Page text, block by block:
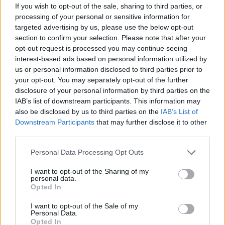
If you wish to opt-out of the sale, sharing to third parties, or
processing of your personal or sensitive information for
targeted advertising by us, please use the below opt-out
section to confirm your selection. Please note that after your
opt-out request is processed you may continue seeing
interest-based ads based on personal information utilized by
us or personal information disclosed to third parties prior to
your opt-out. You may separately opt-out of the further
disclosure of your personal information by third parties on the
IAB’s list of downstream participants. This information may
also be disclosed by us to third parties on the IAB’s List of
Downstream Participants that may further disclose it to other
Please note that this website/app uses one or more Google
not limited to your visit or usage behaviour. You may click to
grant or deny consent to Google and its third-party tags to
use your data for below specified purposes in below Google
consent section.
Personal Data Processing Opt Outs
I want to opt-out of the Sharing of my
personal data.
Opted In
I want to opt-out of the Sale of my
Personal Data.
Opted In
queenlly
13 éve
mondjuk azt soha nem értettem (teszem hozzá
biciklisként), hogy egyesek nem látnak túl bizonyos
dolgokon:
1. ősztől bicikli, motor rohadtul nem egészséges és
sokan leteszik
2. már akkor sem nagyon bírja el a BKV a
megnövekedett forgalmat.
3. mi lenne, ha az autósokat is el kéne vinnie?!? mert
az olcsó, jó parkolókban letették az autókat.
máris drágább, mint az autó (valóban: ingyen
parkolóból ingyen parkolóba megyünk).
budáról pestre, mind teljesen átvágni rajta. az M0
budai szakasza nem készült el, ez (lemértem pont